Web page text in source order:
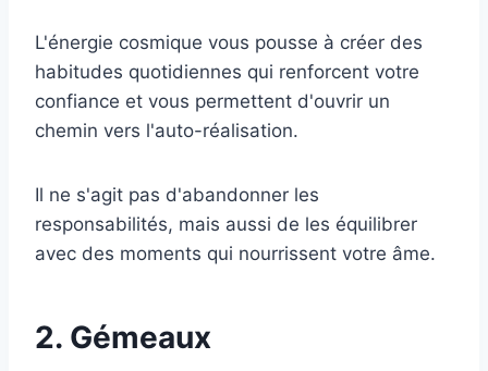
L'énergie cosmique vous pousse à créer des
habitudes quotidiennes qui renforcent votre
confiance et vous permettent d'ouvrir un
chemin vers l'auto-réalisation.
Il ne s'agit pas d'abandonner les
responsabilités, mais aussi de les équilibrer
avec des moments qui nourrissent votre âme.
2. Gémeaux